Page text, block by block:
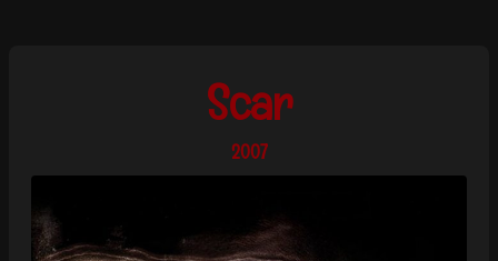
Scar
2007